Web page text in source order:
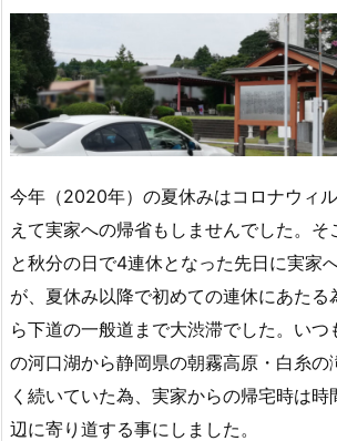
今年（2020年）の夏休みはコロナウィ
えて実家への帰省もしませんでした。そ
と秋分の日で4連休となった先日に実家
が、夏休み以降で初めての連休にあたる
ら下道の一般道まで大渋滞でした。いつ
の河口湖から静岡県の朝霧高原・白糸の
く続いていた為、実家からの帰宅時は時
辺に寄り道する事にしました。